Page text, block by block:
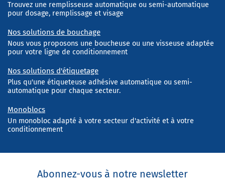
Trouvez une remplisseuse automatique ou semi-automatique
pour dosage, remplissage et visage
Nos solutions de bouchage
Nous vous proposons une boucheuse ou une visseuse adaptée
pour votre ligne de conditionnement
Nos solutions d'étiquetage
Plus qu'une étiqueteuse adhésive automatique ou semi-
automatique pour chaque secteur.
Monoblocs
Un monobloc adapté à votre secteur d'activité et à votre
conditionnement
Abonnez-vous à notre newsletter